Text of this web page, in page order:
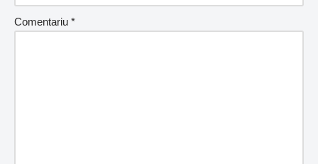
Comentariu *